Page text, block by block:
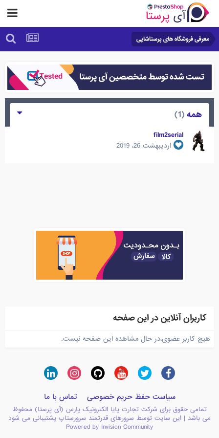
معرفی فروشگاه های پرستاشاپی
همه(1)
film2serial
اردیبهشت 26، 2019
کاربران آنلاین در این صفحه
هیچ کاربر عضوی،در حال مشاهده این صفحه نیست.
سیاست حفظ حریم خصوصی تماس با ما
تمامی حقوق برای شرکت تجارت پایا الکترونیک پارس (آی پرستا) محفوظ
می باشد | این سایت توسط سرورهای قدرتمند سرورستاپ پشتیبانی می شود
Powered by Invision Community